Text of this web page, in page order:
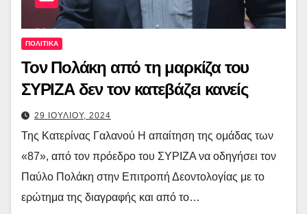
ΠΟΛΙΤΙΚΑ
Τον Πολάκη από τη μαρκίζα του
ΣΥΡΙΖΑ δεν τον κατεβάζει κανείς
29 ΙΟΥΛΙΟΥ, 2024
Της Κατερίνας Γαλανού Η απαίτηση της ομάδας των
«87», από τον πρόεδρο του ΣΥΡΙΖΑ να οδηγήσει τον
Παύλο Πολάκη στην Επιτροπή Δεοντολογίας με το
ερώτημα της διαγραφής και από το…